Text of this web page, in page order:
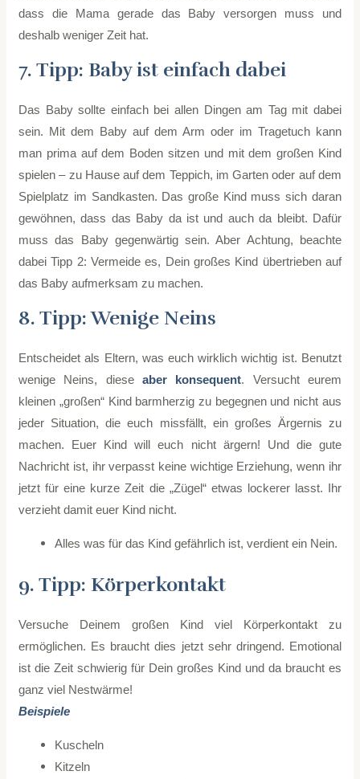
dass die Mama gerade das Baby versorgen muss und
deshalb weniger Zeit hat.
7. Tipp: Baby ist einfach dabei
Das Baby sollte einfach bei allen Dingen am Tag mit dabei
sein. Mit dem Baby auf dem Arm oder im Tragetuch kann
man prima auf dem Boden sitzen und mit dem großen Kind
spielen – zu Hause auf dem Teppich, im Garten oder auf dem
Spielplatz im Sandkasten. Das große Kind muss sich daran
gewöhnen, dass das Baby da ist und auch da bleibt. Dafür
muss das Baby gegenwärtig sein. Aber Achtung, beachte
dabei Tipp 2: Vermeide es, Dein großes Kind übertrieben auf
das Baby aufmerksam zu machen.
8. Tipp: Wenige Neins
Entscheidet als Eltern, was euch wirklich wichtig ist. Benutzt
wenige Neins, diese aber konsequent. Versucht eurem
kleinen „großen“ Kind barmherzig zu begegnen und nicht aus
jeder Situation, die euch missfällt, ein großes Ärgernis zu
machen. Euer Kind will euch nicht ärgern! Und die gute
Nachricht ist, ihr verpasst keine wichtige Erziehung, wenn ihr
jetzt für eine kurze Zeit die „Zügel“ etwas lockerer lasst. Ihr
verzieht damit euer Kind nicht.
Alles was für das Kind gefährlich ist, verdient ein Nein.
9. Tipp: Körperkontakt
Versuche Deinem großen Kind viel Körperkontakt zu
ermöglichen. Es braucht dies jetzt sehr dringend. Emotional
ist die Zeit schwierig für Dein großes Kind und da braucht es
ganz viel Nestwärme!
Beispiele
Kuscheln
Kitzeln